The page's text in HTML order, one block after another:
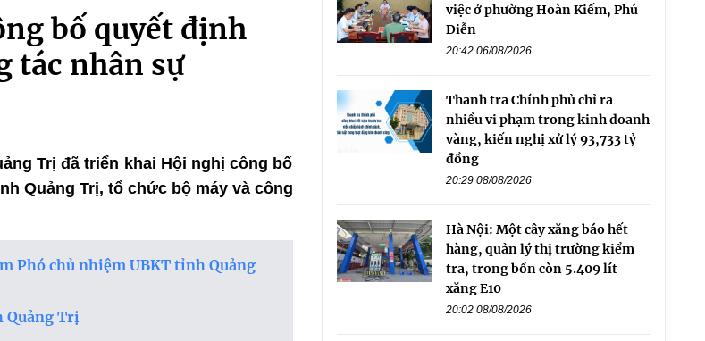
bố quyết định
tác nhân sự
Trị đã triển khai Hội nghị công bố
Quảng Trị, tổ chức bộ máy và công
Phó chủ nhiệm UBKT tỉnh Quảng
Quảng Trị
việc ở phường Hoàn Kiếm, Phú
Diễn
20:42 06/08/2026
Thanh tra Chính phủ chỉ ra
nhiều vi phạm trong kinh doanh
vàng, kiến nghị xử lý 93,733 tỷ
đồng
20:29 08/08/2026
Hà Nội: Một cây xăng báo hết
hàng, quản lý thị trường kiểm
tra, trong bồn còn 5.409 lít
xăng E10
20:02 08/08/2026